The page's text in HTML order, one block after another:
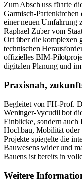
Zum Abschluss führte
Garmisch-Partenkirchen
einer neuen Umfahrung
Raphael Zuber vom
Ort über die komplexen
technischen
offizielles BIM-
digitalen Planung und
Praxisnah,
Begleitet von FH-Prof.
Weninger-Vycudil bot
Einblicke, sondern
Hochbau, Mobilität oder
Projekte spiegelte die
Bauwesens wider und
Bauens ist bereits in
Weitere